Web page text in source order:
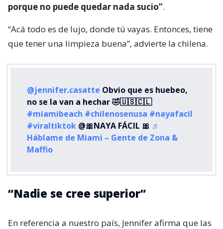
porque no puede quedar nada sucio”.
“Acá todo es de lujo, donde tú vayas. Entonces, tiene
que tener una limpieza buena”, advierte la chilena.
@jennifer.casatte Obvio que es huebeo,
no se la van a hechar 🤣🇺🇸🇨🇱
#miamibeach #chilenosenusa #nayafacil
#viraltiktok @🎀NAYA FÁCIL 🎀 ♬
Háblame de Miami – Gente de Zona &
Maffio
“Nadie se cree superior”
En referencia a nuestro país, Jennifer afirma que las